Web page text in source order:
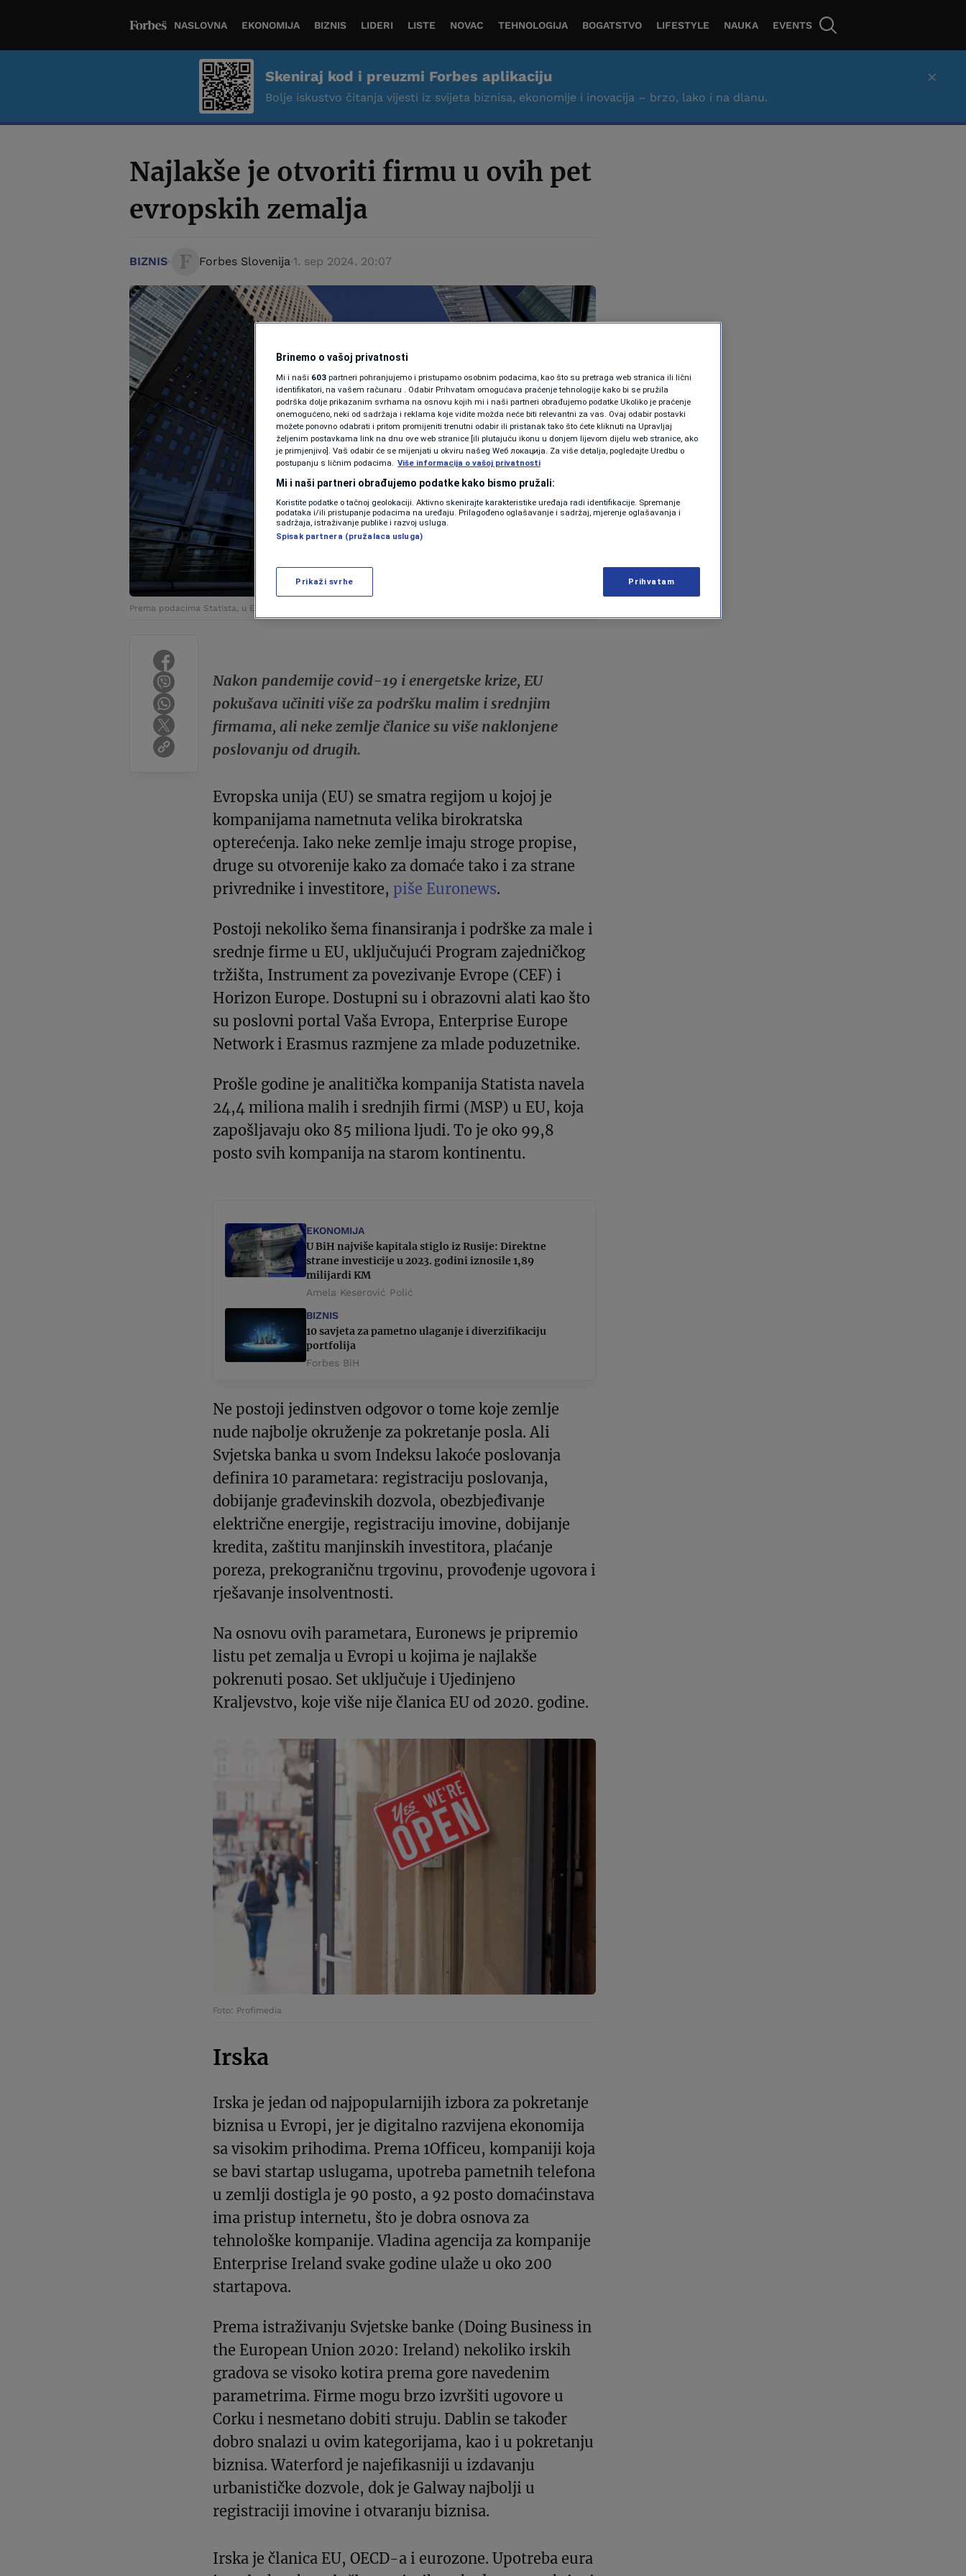
NASLOVNA EKONOMIJA BIZNIS LIDERI LISTE NOVAC TEHNOLOGIJA BOGATSTVO LIFESTYLE NAUKA EVENTS
Skeniraj kod i preuzmi Forbes aplikaciju
Bolje iskustvo čitanja vijesti iz svijeta biznisa, ekonomije i inovacija – brzo, lako i na dlanu.
×
Najlakše je otvoriti firmu u ovih pet
evropskih zemalja
BIZNIS Forbes Slovenija 1. sep 2024. 20:07
Prema podacima Statista, u EU posluje 24,4 miliona malih i srednjih firmi, Foto: Reuters
Nakon pandemije covid-19 i energetske krize, EU
pokušava učiniti više za podršku malim i srednjim
firmama, ali neke zemlje članice su više naklonjene
poslovanju od drugih.
Evropska unija (EU) se smatra regijom u kojoj je
kompanijama nametnuta velika birokratska
opterećenja. Iako neke zemlje imaju stroge propise,
druge su otvorenije kako za domaće tako i za strane
privrednike i investitore, piše Euronews.
Postoji nekoliko šema finansiranja i podrške za male i
srednje firme u EU, uključujući Program zajedničkog
tržišta, Instrument za povezivanje Evrope (CEF) i
Horizon Europe. Dostupni su i obrazovni alati kao što
su poslovni portal Vaša Evropa, Enterprise Europe
Network i Erasmus razmjene za mlade poduzetnike.
Prošle godine je analitička kompanija Statista navela
24,4 miliona malih i srednjih firmi (MSP) u EU, koja
zapošljavaju oko 85 miliona ljudi. To je oko 99,8
posto svih kompanija na starom kontinentu.
EKONOMIJA
U BiH najviše kapitala stiglo iz Rusije: Direktne
strane investicije u 2023. godini iznosile 1,89
milijardi KM
Amela Keserović Polić
BIZNIS
10 savjeta za pametno ulaganje i diverzifikaciju
portfolija
Forbes BiH
Ne postoji jedinstven odgovor o tome koje zemlje
nude najbolje okruženje za pokretanje posla. Ali
Svjetska banka u svom Indeksu lakoće poslovanja
definira 10 parametara: registraciju poslovanja,
dobijanje građevinskih dozvola, obezbjeđivanje
električne energije, registraciju imovine, dobijanje
kredita, zaštitu manjinskih investitora, plaćanje
poreza, prekograničnu trgovinu, provođenje ugovora i
rješavanje insolventnosti.
Na osnovu ovih parametara, Euronews je pripremio
listu pet zemalja u Evropi u kojima je najlakše
pokrenuti posao. Set uključuje i Ujedinjeno
Kraljevstvo, koje više nije članica EU od 2020. godine.
Foto: Profimedia
Irska
Irska je jedan od najpopularnijih izbora za pokretanje
biznisa u Evropi, jer je digitalno razvijena ekonomija
sa visokim prihodima. Prema 1Officeu, kompaniji koja
se bavi startap uslugama, upotreba pametnih telefona
u zemlji dostigla je 90 posto, a 92 posto domaćinstava
ima pristup internetu, što je dobra osnova za
tehnološke kompanije. Vladina agencija za kompanije
Enterprise Ireland svake godine ulaže u oko 200
startapova.
Prema istraživanju Svjetske banke (Doing Business in
the European Union 2020: Ireland) nekoliko irskih
gradova se visoko kotira prema gore navedenim
parametrima. Firme mogu brzo izvršiti ugovore u
Corku i nesmetano dobiti struju. Dablin se također
dobro snalazi u ovim kategorijama, kao i u pokretanju
biznisa. Waterford je najefikasniji u izdavanju
urbanističke dozvole, dok je Galway najbolji u
registraciji imovine i otvaranju biznisa.
Irska je članica EU, OECD-a i eurozone. Upotreba eura
Brinemo o vašoj privatnosti
Mi i naši 603 partneri pohranjujemo i pristupamo osobnim podacima, kao što su pretraga web stranica ili lični
identifikatori, na vašem računaru . Odabir Prihvatam omogućava praćenje tehnologije kako bi se pružila
podrška dolje prikazanim svrhama na osnovu kojih mi i naši partneri obrađujemo podatke Ukoliko je praćenje
onemogućeno, neki od sadržaja i reklama koje vidite možda neće biti relevantni za vas. Ovaj odabir postavki
možete ponovno odabrati i pritom promijeniti trenutni odabir ili pristanak tako što ćete kliknuti na Upravljaj
željenim postavkama link na dnu ove web stranice [ili plutajuću ikonu u donjem lijevom dijelu web stranice, ako
je primjenjivo]. Vaš odabir će se mijenjati u okviru našeg Wеб локација. Za više detalja, pogledajte Uredbu o
postupanju s ličnim podacima. Više informacija o vašoj privatnosti
Mi i naši partneri obrađujemo podatke kako bismo pružali:
Koristite podatke o tačnoj geolokaciji. Aktivno skenirajte karakteristike uređaja radi identifikacije. Spremanje
podataka i/ili pristupanje podacima na uređaju. Prilagođeno oglašavanje i sadržaj, mjerenje oglašavanja i
sadržaja, istraživanje publike i razvoj usluga.
Spisak partnera (pružalaca usluga)
Prikaži svrhe Prihvatam